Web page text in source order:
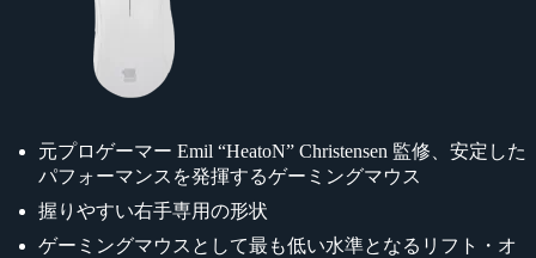
元プロゲーマー Emil “HeatoN” Christensen 監修、安定した
パフォーマンスを発揮するゲーミングマウス
握りやすい右手専用の形状
ゲーミングマウスとして最も低い水準となるリフト・オ